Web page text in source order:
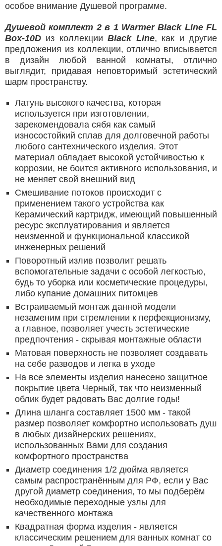
особое внимание Душевой программе.
Душевой комплект 2 в 1 Warmer Black Line FL
Box-10D из коллекцииBlack Line, как и другие
предложения из коллекции, отлично вписывается
в дизайн любой ванной комнаты, отлично
выглядит, придавая неповторимый эстетический
шарм пространству.
Латунь высокого качества, которая
используется при изготовлении,
зарекомендовала сябя как самый
износостойкий сплав для долговечной работы
любого сантехнического изделия. Этот
материал обладает высокой устойчивостью к
коррозии, не боится активного использования, и
не меняет свой внешний вид
Смешивание потоков происходит с
применением такого устройства как
Керамический картридж, имеющий повышенный
ресурс эксплуатирования и является
неизменной и функциональной классикой
инженерных решений
Поворотный излив позволит решать
вспомогательные задачи с особой легкостью,
будь то уборка или косметические процедуры,
либо купание домашних питомцев
Встраиваемый монтаж данной модели
незаменим при стремлении к перфекционизму,
а главное, позволяет учесть эстетические
предпочтения - скрывая монтажные области
Матовая поверхность не позволяет создавать
на себе разводов и легка в уходе
На все элементы изделия нанесено защитное
покрытие цвета Черный, так что неизменный
облик будет радовать Вас долгие годы!
Длина шланга составляет 1500 мм - такой
размер позволяет комфортно использовать душ
в любых дизайнерских решениях,
использованных Вами для создания
комфортного пространства
Диаметр соединения 1/2 дюйма является
самым распространённым для РФ, если у Вас
другой диаметр соединения, то мы подберём
необходимые переходные узлы для
качественного монтажа
Квадратная форма изделия - является
классическим решением для ванных комнат со